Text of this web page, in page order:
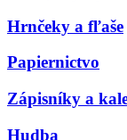
Hrnčeky a fľaše
Papiernictvo
Zápisníky a
Hudba